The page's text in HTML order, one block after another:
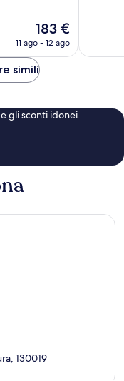
Il
prezzo
attuale
è
183 €
183 €
11 ago - 12 ago
simili
gli sconti idonei.
130019